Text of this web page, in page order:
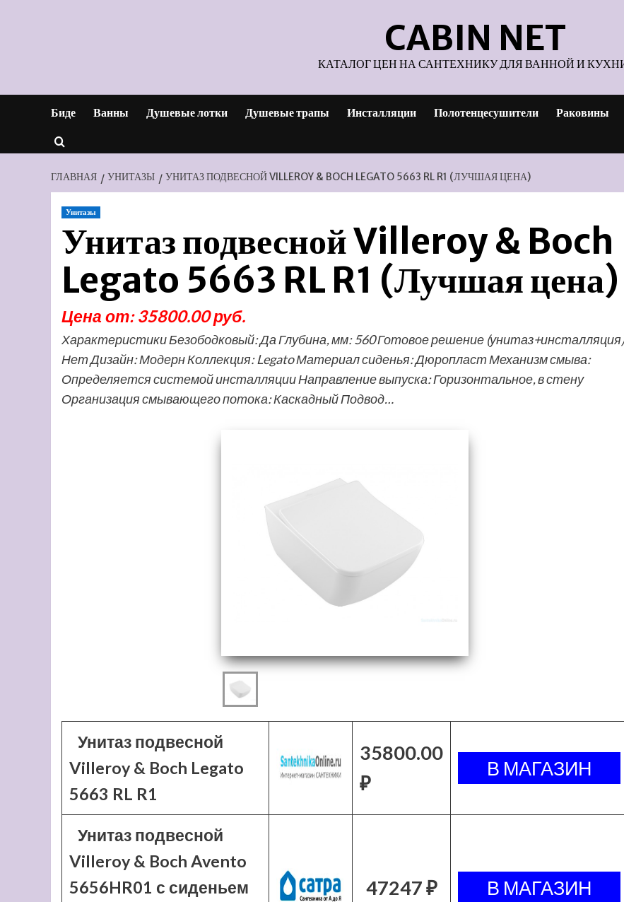
CABIN NET
КАТАЛОГ ЦЕН НА САНТЕХНИКУ ДЛЯ ВАННОЙ И
Биде Ванны Душевые лотки Душевые трапы Инсталляции Полотенцесушители Раковины
ГЛАВНАЯ УНИТАЗЫ УНИТАЗ ПОДВЕСНОЙ VILLEROY & BOCH LEGATO 5663 RL R1 (ЛУЧШАЯ ЦЕНА)
Унитазы
Унитаз подвесной Villeroy & Boch
Legato 5663 RL R1 (Лучшая цена)
Цена от: 35800.00 руб.
Характеристики Безободковый: Да Глубина, мм: 560 Готовое решение
Нет Дизайн: Модерн Коллекция: Legato Материал сиденья: Дюропласт Механизм смыва:
Определяется системой инсталляции Направление выпуска: Горизонтальное, в стену
Организация смывающего потока: Каскадный Подвод…
Унитаз подвесной
Villeroy & Boch Legato
5663 RL R1
35800.00
₽
Унитаз подвесной
Villeroy & Boch Avento
5656HR01 с сиденьем
47247 ₽